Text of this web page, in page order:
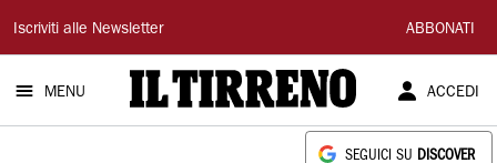
Il
Tirreno
Iscriviti alle Newsletter ABBONATI
MENU ACCEDI
SEGUICI SU DISCOVER